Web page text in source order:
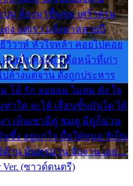
บม ต้องมาขื่นขม เศร้าตรม
ง แต่เรา แล้งมาหลายปี
วิวาห์ หัวใจหล้า คอยไปคอย
อยไปคอยมา คือหน้าที่เก่า
ล้างแต่จาน ดั่งถูกประหาร
โอ้ รัก ลอยลม ไม่สม ดัง ใจ
าใด จะได้ เลื่อนขั้นบันได ได้
า เห็นเขามีคู่ ซมดู มีคู่ก็ม่วน
ซึ้ง อยู่แก่ใจ มื้อใด๋หนอ สิเป็น
ด้าน มันทรมาน จับจาน เอย…
Ver. (ซาวด์ดนตรี)